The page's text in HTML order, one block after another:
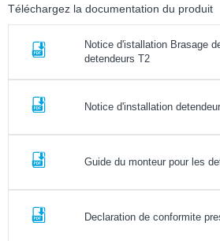
Téléchargez la documentation du produit
Notice d'istallation Brasage
detendeurs T2
Notice d'installation
Guide du monteur pour les
Declaration de conformite